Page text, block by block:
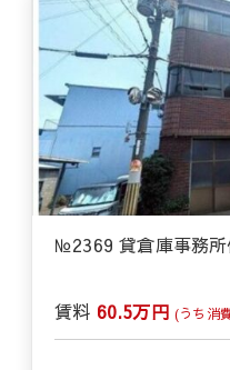
№2369 貸倉庫事務所
賃料 60.5万円 (うち消